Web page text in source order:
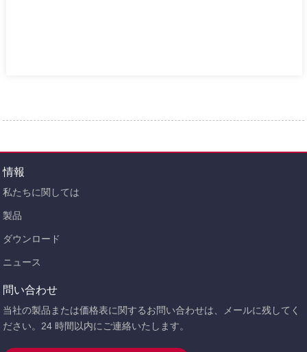
情報
私たちに関しては
製品
ダウンロード
ニュース
問い合わせ
当社の製品または価格表に関するお問い合わせは、メールに残してく
ださい。24 時間以内にご連絡いたします。